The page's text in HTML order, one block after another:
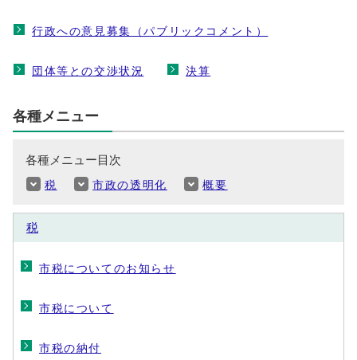
行政への意見募集（パブリックコメント）
団体等との交渉状況 決算
各種メニュー
各種メニュー目次
税
市政の透明化 概要
税
市税についてのお知らせ
市税について
市税の納付